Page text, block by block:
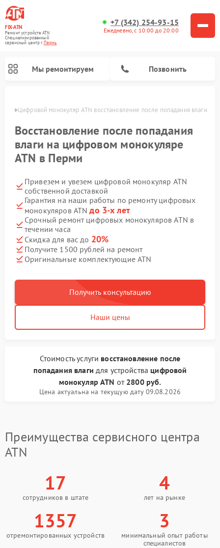
FIX-ATN
Ремонт устройств ATN
Специализированный
cервисный центр г.Пермь
+7 (342) 254-93-15
Ежедневно, с 10:00 до 20:00
Мы ремонтируем Позвонить
Цифровой монокуляр ATN восстановление после попадания влаги
Восстановление после попадания
влаги на цифровом монокуляре
ATN в Перми
Привезем и увезем цифровой монокуляр ATN
собственной доставкой
Гарантия на наши работы по ремонту цифровых
монокуляров ATNдо 3-х лет
Срочный ремонт цифровых монокуляров ATN в
течении часа
Скидка для вас до 20%
Получите 1500 рублей на ремонт
Оригинальные комплектующие ATN
Получить консультацию
Наши цены
Стоимость услуги восстановление после
попадания влаги для устройства цифровой
монокуляр ATN от 2800 руб.
Цена актуальна на текущую дату 09.08.2026
Преимущества сервисного центра
ATN
17
сотрудников в штате
4
лет на рынке
1357
отремонтированных устройств
3
минимальный опыт работы
специалистов